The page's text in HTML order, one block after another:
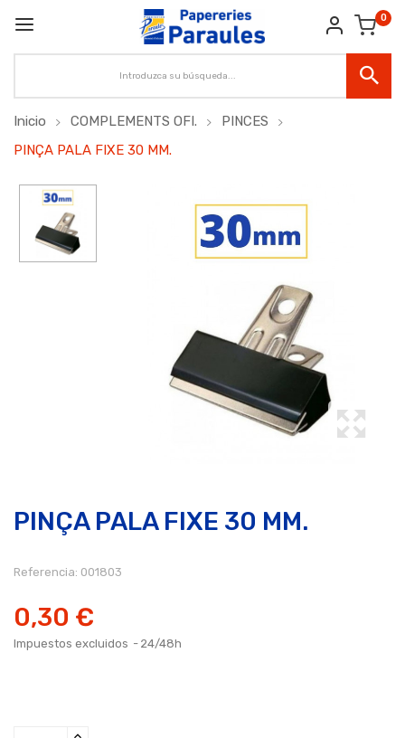
0
Inicio COMPLEMENTS OFI.
PINCES
PINÇA PALA FIXE 30 MM.
PINÇA PALA FIXE 30 MM.
Referencia: 001803
0,30 €
Impuestos excluidos 24/48h